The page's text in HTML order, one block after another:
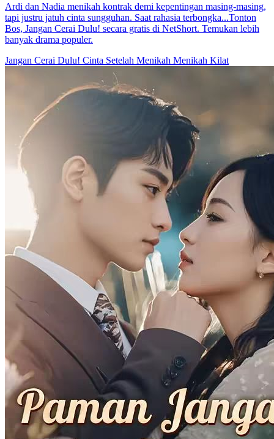
Ardi dan Nadia menikah kontrak demi kepentingan masing-masing,
tapi justru jatuh cinta sungguhan. Saat rahasia terbongka...Tonton
Bos, Jangan Cerai Dulu! secara gratis di NetShort. Temukan lebih
banyak drama populer.
Jangan Cerai Dulu! Cinta Setelah Menikah Menikah Kilat